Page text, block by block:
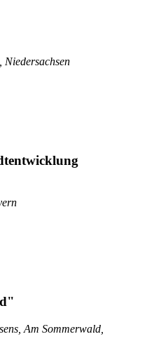
Niedersachsen
Am Sommerwald,